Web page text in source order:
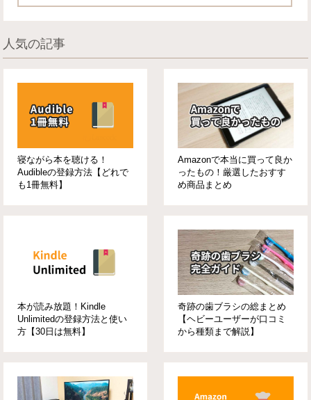
人気の記事
寝ながら本を聴ける！
Audibleの登録方法【どれで
も1冊無料】
Amazonで本当に買って良か
ったもの！厳選したおすす
め商品まとめ
本が読み放題！Kindle
Unlimitedの登録方法と使い
方【30日は無料】
奇跡の歯ブラシの総まとめ
【ヘビーユーザーが口コミ
から種類まで解説】